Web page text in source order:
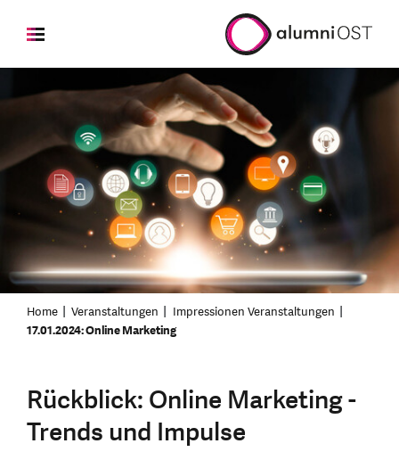
Home Veranstaltungen
Impressionen Veranstaltungen
17.01.2024: Online Marketing
Rückblick: Online Marketing -
Trends und Impulse